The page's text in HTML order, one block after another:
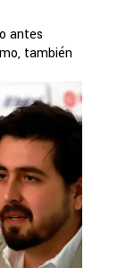
antes
también